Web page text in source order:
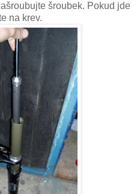
šroubek. Pokud jde
na krev.